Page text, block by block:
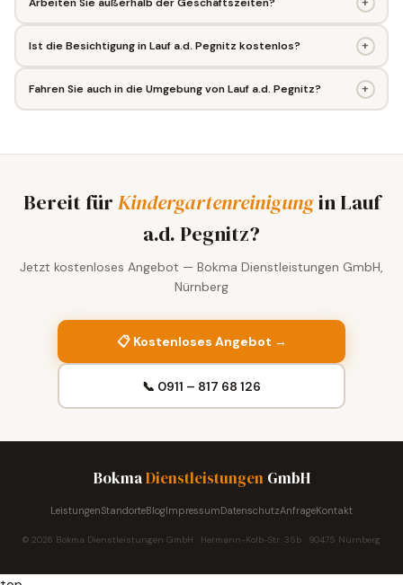
Ist die Besichtigung in Lauf a.d. Pegnitz kostenlos? +
Fahren Sie auch in die Umgebung von Lauf a.d. Pegnitz? +
Bereit fürKindergartenreinigungin Lauf
a.d. Pegnitz?
Jetzt kostenloses Angebot — Bokma Dienstleistungen GmbH,
Nürnberg
📋 Kostenloses Angebot →
📞 0911 – 817 68 126
BokmaDienstleistungen GmbH
LeistungenStandorteBlogImpressumDatenschutzAnfrageKontakt
© 2026 Bokma Dienstleistungen GmbH · Hermann-Kolb-Str. 35b · 90475 Nürnberg